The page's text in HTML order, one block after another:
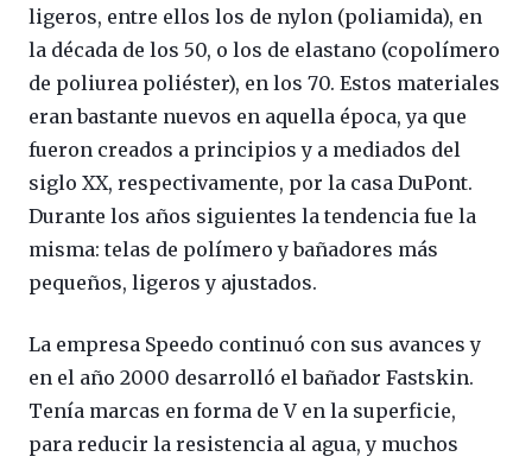
ligeros, entre ellos los de nylon (poliamida), en
la década de los 50, o los de elastano (copolímero
de poliurea poliéster), en los 70. Estos materiales
eran bastante nuevos en aquella época, ya que
fueron creados a principios y a mediados del
siglo XX, respectivamente, por la casa DuPont.
Durante los años siguientes la tendencia fue la
misma: telas de polímero y bañadores más
pequeños, ligeros y ajustados.
La empresa Speedo continuó con sus avances y
en el año 2000 desarrolló el bañador Fastskin.
Tenía marcas en forma de V en la superficie,
para reducir la resistencia al agua, y muchos